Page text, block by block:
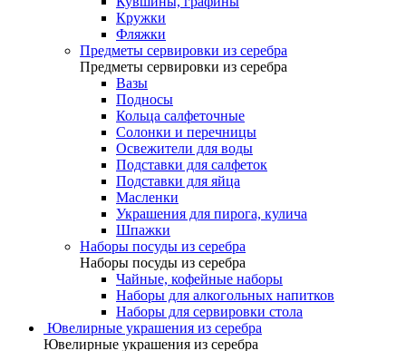
Кружки
Фляжки
Предметы сервировки из серебра
Предметы сервировки из серебра
Вазы
Подносы
Кольца салфеточные
Солонки и перечницы
Освежители для воды
Подставки для салфеток
Подставки для яйца
Масленки
Украшения для пирога, кулича
Шпажки
Наборы посуды из серебра
Наборы посуды из серебра
Чайные, кофейные наборы
Наборы для алкогольных напитков
Наборы для сервировки стола
Ювелирные украшения из серебра
Ювелирные украшения из серебра